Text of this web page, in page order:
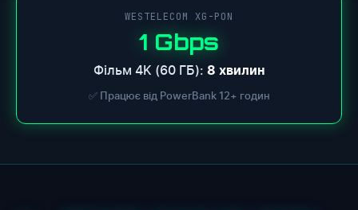
WESTELECOM XG-PON
1 Gbps
Фільм 4K (60 ГБ): 8 хвилин
✅ Працює від PowerBank 12+ годин